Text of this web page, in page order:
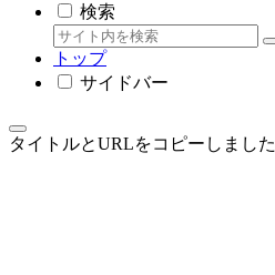
検索
トップ
サイドバー
タイトルとURLをコピーしました